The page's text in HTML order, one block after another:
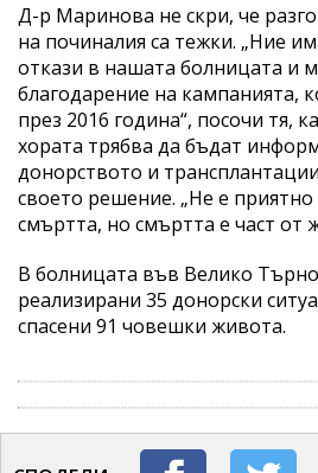
Д-р Маринова не скри, че
на починалия са тежки. „Ние
откази в нашата болницата и
благодарение на кампанията,
през 2016 година“, посочи тя,
хората трябва да бъдат
донорството и
своето решение. „Не е приятно
смъртта, но смъртта е част от
В болницата във Велико
реализирани 35 донорски
спасени 91 човешки живота.